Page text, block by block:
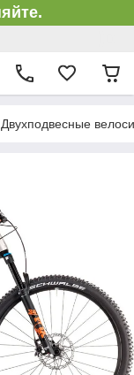
Двухподвесные